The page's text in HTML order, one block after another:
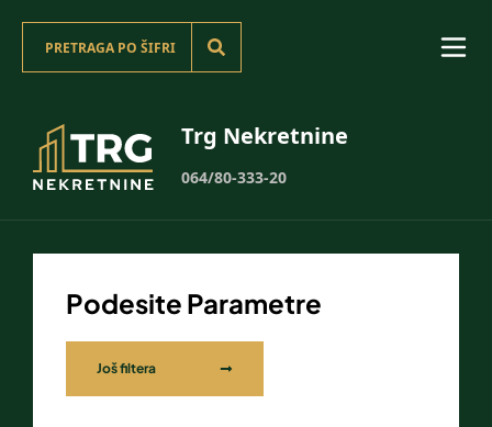
Trg Nekretnine
064/80-333-20
Podesite Parametre
Još filtera